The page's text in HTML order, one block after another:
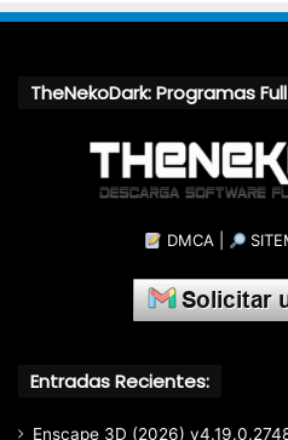
TheNekoDark: Programas Full
DMCA|
Entradas Recientes:
Enscape 3D (2026)